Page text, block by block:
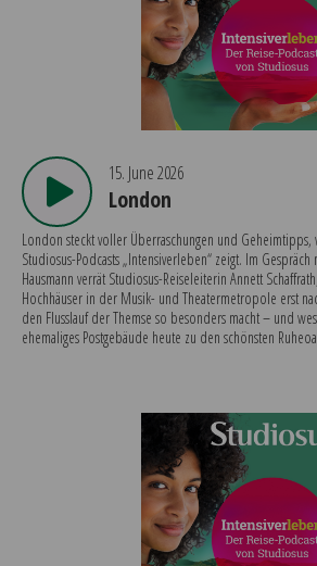
15. June 2026
London
London steckt voller Überraschungen und
Studiosus-Podcasts „Intensiverleben“ zeigt. Im
Hausmann verrät Studiosus-Reiseleiterin Annett
Hochhäuser in der Musik- und Theatermetropole erst
den Flusslauf der Themse so besonders macht – und
ehemaliges Postgebäude heute zu den schönsten